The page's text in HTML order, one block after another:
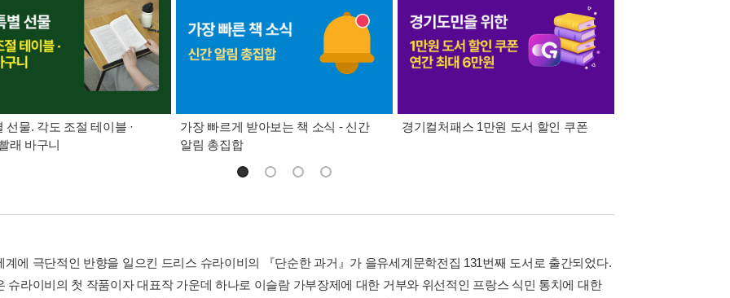
선물. 각도 조절 테이블 ·
래 바구니
가장 빠르게 받아보는 책 소식 - 신간
알림 총집합
경기컬처패스 1만원 도서 할인 쿠폰
계에 극단적인 반향을 일으킨 드리스 슈라이비의 『단순한 과거』가 을유세계문학전집 131번째 도서로 출간되었다.
슈라이비의 첫 작품이자 대표작 가운데 하나로 이슬람 가부장제에 대한 거부와 위선적인 프랑스 식민 통치에 대한